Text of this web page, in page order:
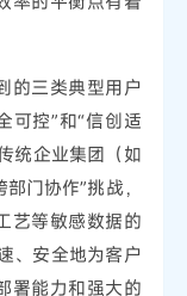
的三类典型用户
可控”和“信创适
统企业集团（如
门协作”挑战，
艺等敏感数据的
、安全地为客户
署能力和强大的